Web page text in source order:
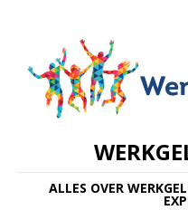
ALLES OVER